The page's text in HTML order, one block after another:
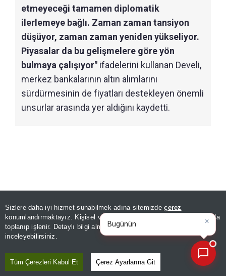
Sizlere daha iyi hizmet sunabilmek adına sitemizdeçerez
konumlandırmaktayız. Kişisel verileriniz, KVKK ve GDPR kapsamında
toplanıp işlenir. Detaylı bilgi almak içinAydınlatma Metnimizi
inceleyebilirsiniz.
Tüm Çerezleri Kabul Et Çerez Ayarlarına Git
etmeyeceği tamamen diplomatik
ilerlemeye bağlı. Zaman zaman tansiyon
düşüyor, zaman zaman yeniden yükseliyor.
Piyasalar da bu gelişmelere göre yön
bulmaya çalışıyor" ifadelerini kullanan Develi,
merkez bankalarının altın alımlarını
sürdürmesinin de fiyatları destekleyen önemli
unsurlar arasında yer aldığını kaydetti.
×
Bugünün öne çıkan manşetleri
ve gelişmeleri n